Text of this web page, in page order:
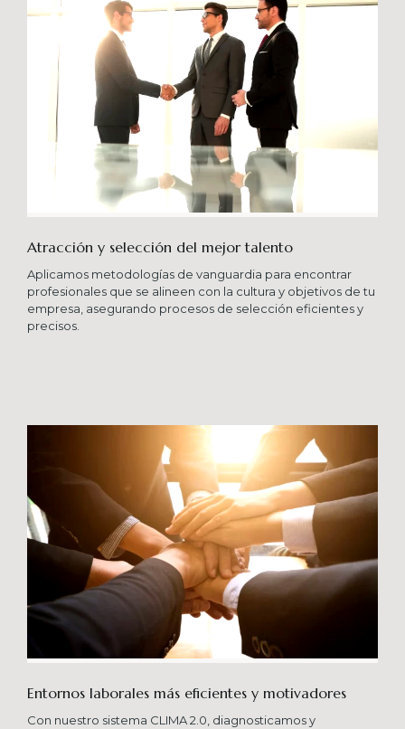
esperados combinando una serie de buenas
prácticas y diversas metodologías.
Atracción y selección del mejor talento
Aplicamos metodologías de vanguardia para encontrar
profesionales que se alineen con la cultura y objetivos de tu
empresa, asegurando procesos de selección eficientes y
precisos.
Entornos laborales más eficientes y motivadores
Con nuestro sistema CLIMA 2.0, diagnosticamos y